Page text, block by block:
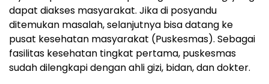
dapat diakses masyarakat. Jika di posyandu
ditemukan masalah, selanjutnya bisa datang ke
pusat kesehatan masyarakat (Puskesmas). Sebagai
fasilitas kesehatan tingkat pertama, puskesmas
sudah dilengkapi dengan ahli gizi, bidan, dan dokter.